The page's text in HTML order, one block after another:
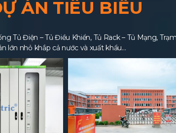
ÁN TIÊU BIỂU
Tủ Điện – Tủ Điều Khiển, Tủ Rack – Tủ Mạng,
lớn nhỏ khắp cả nước và xuất khẩu…